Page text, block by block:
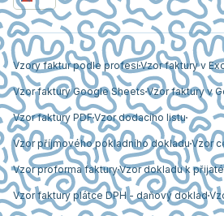
Vzory faktur podle profesíVzor faktury v
Vzor faktury Google Sheets Vzor faktury v
Vzor faktury PDFVzor dodacího listu
Vzor příjmového pokladního dokladu Vzor
Vzor proforma fakturyVzor dokladu k
Vzor faktury plátce DPH - daňový doklad